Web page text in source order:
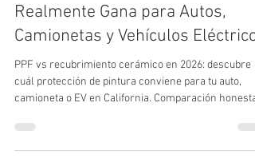
Realmente Gana para Autos,
Camionetas y Vehículos Eléctricos
PPF vs recubrimiento cerámico en 2026: descubre
cuál protección de pintura conviene para tu auto,
camioneta o EV en California. Comparación honesta